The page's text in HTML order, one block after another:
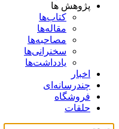
پژوهش ها
کتاب‌ها
مقاله‌ها
مصاحبه‌ها
سخنرانی‌ها
یادداشت‌ها
اخبار
چندرسانه‌ای
فروشگاه
حلقات